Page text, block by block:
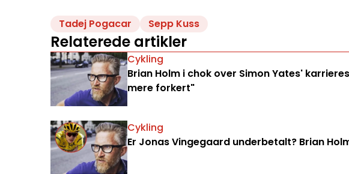
Tadej Pogacar Sepp Kuss
Relaterede artikler
Cykling
Brian Holm i chok over Simon Yates'
mere forkert"
Cykling
Er Jonas Vingegaard underbetalt? Brian